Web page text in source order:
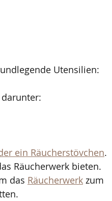
Utensilien:
darunter:
ein Räucherstövchen.
Räucherwerk bieten.
das Räucherwerk zum